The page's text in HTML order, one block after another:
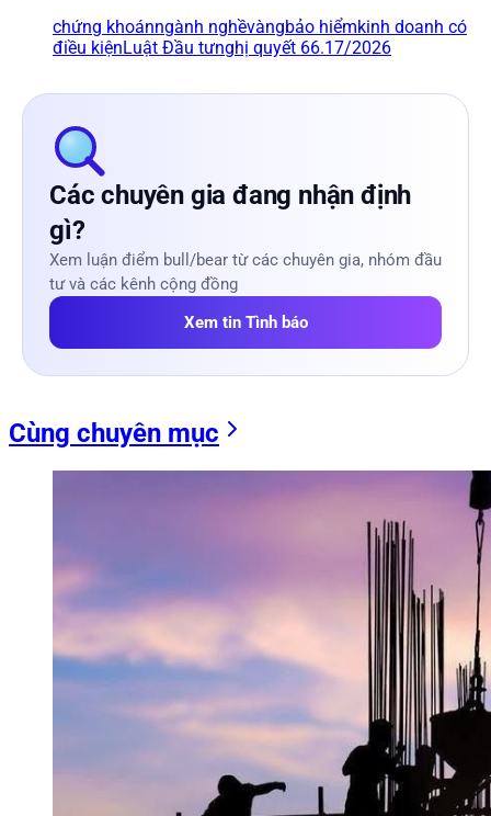
chứng khoánngành nghềvàngbảo hiểmkinh doanh có
điều kiệnLuật Đầu tưnghị quyết 66.17/2026
Các chuyên gia đang nhận định
gì?
Xem luận điểm bull/bear từ các chuyên gia, nhóm đầu
tư và các kênh cộng đồng
Xem tin Tình báo
Cùng chuyên mục